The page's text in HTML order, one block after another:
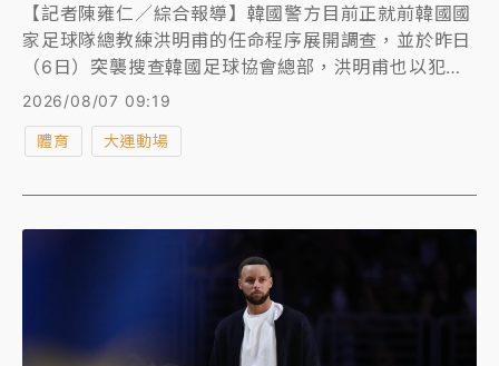
【記者陳雍仁／綜合報導】韓國警方目前正就前韓國國
家足球隊總教練洪明甫的任命程序展開調查，並於昨日
（6日）突襲搜查韓國足球協會總部，洪明甫也以犯罪
嫌疑人遭到警方傳喚。
2026/08/07 09:19
體育 大運動場